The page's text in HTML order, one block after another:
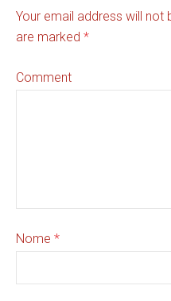
Your email address will not
are marked *
Comment
Nome *